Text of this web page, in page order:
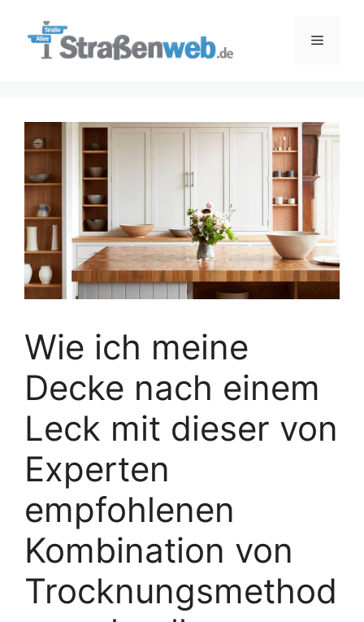
Menü
Wie ich meine
Decke nach einem
Leck mit dieser von
Experten
empfohlenen
Kombination von
Trocknungsmethod